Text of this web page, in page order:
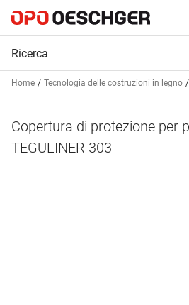
Home Tecnologia delle costruzioni in legno
Copertura di protezione per
TEGULINER 303